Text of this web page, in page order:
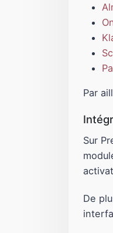
Par
Sur
De